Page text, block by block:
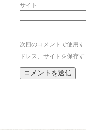
サイト
次回のコメントで使用
ドレス、サイトを保存す